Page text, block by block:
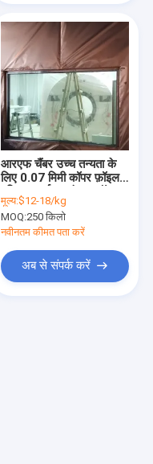
आरएफ चैंबर उच्च तन्यता के
लिए 0.07 मिमी कॉपर फ़ॉइल
मूल्य:$12-18/kg
MOQ:250 किलो
नवीनतम कीमत पता करें
अब से संपर्क करें